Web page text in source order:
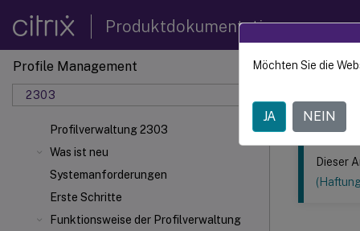
Produktdokumentation
Profile Management
2303
Profilverwaltung 2303
Was ist neu
Systemanforderungen
Erste Schritte
Funktionsweise der Profilverwaltung
Dieser Inhalt
Dieser
Möchten Sie die
JA NEIN